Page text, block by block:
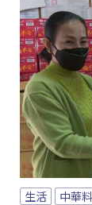
生活 中華